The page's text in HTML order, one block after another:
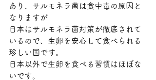
あり、サルモネラ菌は食中毒の原因と
なりますが
日本はサルモネラ菌対策が徹底されて
いるので、生卵を安心して食べられる
珍しい国です。
日本以外で生卵を食べる習慣はほぼな
いです。